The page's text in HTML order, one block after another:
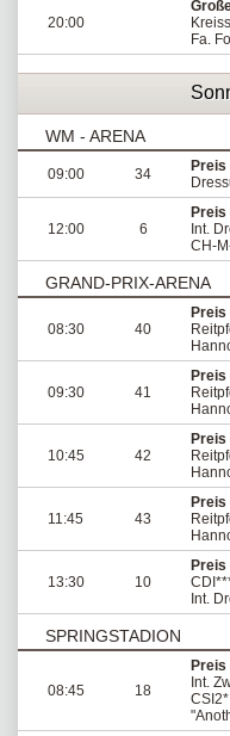
20:00
Fa.
WM - ARENA
09:00 34
12:00 6
Int.
CH-
GRAND-PRIX-ARENA
08:30 40
09:30 41
Preis
10:45 42
11:45 43
Preis
13:30 10
Int.
SPRINGSTADION
08:45 18
Int.